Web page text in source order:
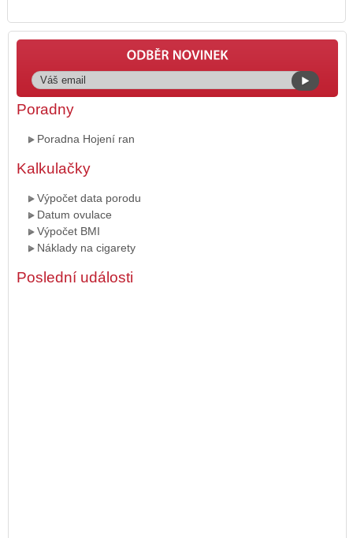
Poradny
Poradna Hojení ran
Kalkulačky
Výpočet data porodu
Datum ovulace
Výpočet BMI
Náklady na cigarety
Poslední události